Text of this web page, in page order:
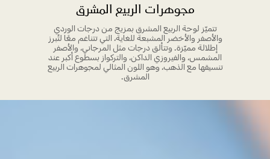
مجوهرات الربيع المشرق
تتميّز لوحة الربيع المشرق بمزيج من درجات الوردي
والأصفر والأخضر المشبعة للغاية، التي تتناغم معًا لتُبرز
إطلالة مميّزة. وتتألق درجات مثل المرجاني، والأصفر
المشمس، والفيروزي الداكن، والتركواز بسطوع أكبر عند
تنسيقها مع الذهب، وهو اللون المثالي لمجوهرات الربيع
المشرق.